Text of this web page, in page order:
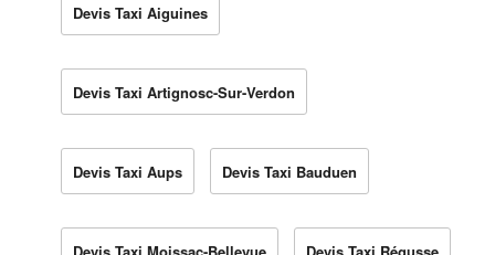
Devis Taxi Aiguines
Devis Taxi Artignosc-Sur-Verdon
Devis Taxi Aups Devis Taxi Bauduen